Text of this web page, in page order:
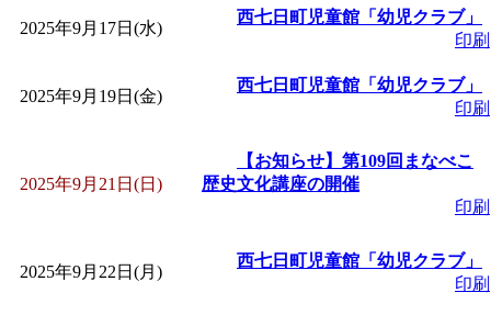
2025年9月17日(水)
西七日町児童館「幼児クラブ」
印刷
2025年9月19日(金)
西七日町児童館「幼児クラブ」
印刷
2025年9月21日(日)
【お知らせ】第109回まなべこ
歴史文化講座の開催
印刷
2025年9月22日(月)
西七日町児童館「幼児クラブ」
印刷